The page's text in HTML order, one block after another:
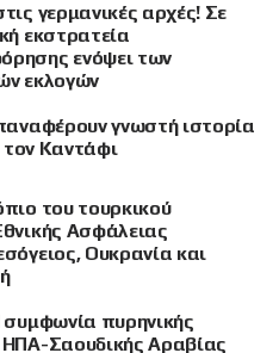
γερμανικές αρχές! Σε
εκστρατεία
ενόψει των
εκλογών
γνωστή ιστορία
τον Καντάφι
του τουρκικού
Ασφάλειας
Ουκρανία και
συμφωνία πυρηνικής
ΗΠΑ-Σαουδικής Αραβίας